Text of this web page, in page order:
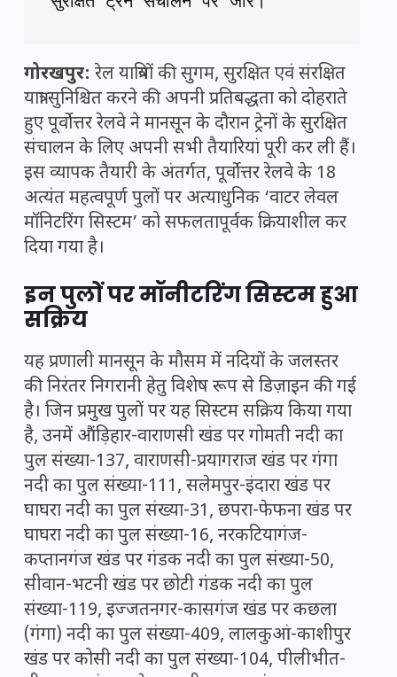
गोरखपुर: रेल यात्रियों की सुगम, सुरक्षित एवं संरक्षित
यात्रा सुनिश्चित करने की अपनी प्रतिबद्धता को दोहराते
हुए पूर्वोत्तर रेलवे ने मानसून के दौरान ट्रेनों के सुरक्षित
संचालन के लिए अपनी सभी तैयारियां पूरी कर ली हैं।
इस व्यापक तैयारी के अंतर्गत, पूर्वोत्तर रेलवे के 18
अत्यंत महत्वपूर्ण पुलों पर अत्याधुनिक ‘वाटर लेवल
मॉनिटरिंग सिस्टम’ को सफलतापूर्वक क्रियाशील कर
दिया गया है।
इन पुलों पर मॉनीटरिंग सिस्टम हुआ
सक्रिय
यह प्रणाली मानसून के मौसम में नदियों के जलस्तर
की निरंतर निगरानी हेतु विशेष रूप से डिज़ाइन की गई
है। जिन प्रमुख पुलों पर यह सिस्टम सक्रिय किया गया
है, उनमें औंड़िहार-वाराणसी खंड पर गोमती नदी का
पुल संख्या-137, वाराणसी-प्रयागराज खंड पर गंगा
नदी का पुल संख्या-111, सलेमपुर-इंदारा खंड पर
घाघरा नदी का पुल संख्या-31, छपरा-फेफना खंड पर
घाघरा नदी का पुल संख्या-16, नरकटियागंज-
कप्तानगंज खंड पर गंडक नदी का पुल संख्या-50,
सीवान-भटनी खंड पर छोटी गंडक नदी का पुल
संख्या-119, इज्जतनगर-कासगंज खंड पर कछला
(गंगा) नदी का पुल संख्या-409, लालकुआं-काशीपुर
खंड पर कोसी नदी का पुल संख्या-104, पीलीभीत-